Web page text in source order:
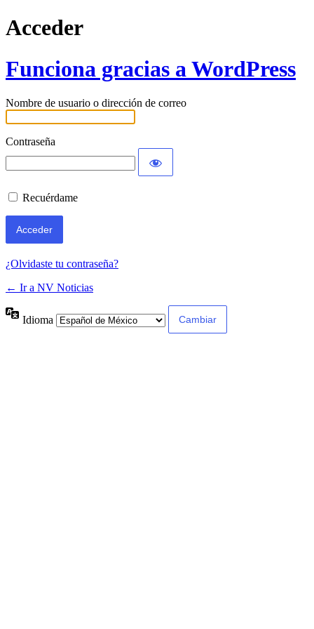
Acceder
Funciona gracias a WordPress
Nombre de usuario o dirección de correo
Contraseña
Recuérdame
¿Olvidaste tu contraseña?
← Ir a NV Noticias
Idioma